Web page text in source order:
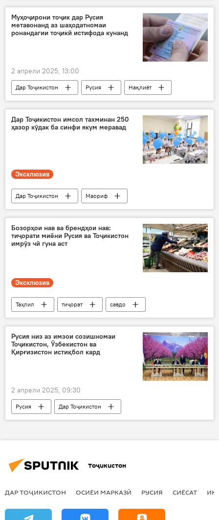
Муҳоҷирони тоҷик дар Русия
метавонанд аз шаҳодатномаи
ронандагии тоҷикӣ истифода кунанд
2 апрели 2025, 13:00
Дар Тоҷикистон Русия
Нақлиёт
шаҳодатнома
ронанда
Дар Тоҷикистон имсол тахминан 250
ҳазор кӯдак ба синфи якум меравад
Эксклюзив
Дар Тоҷикистон
Маориф
Вазорати маорифу илми Тоҷикистон
хонандагони синфи 1-ум
Бозорҳои нав ва брендҳои нав:
тиҷорати миёни Русия ва Тоҷикистон
имрӯз чӣ гуна аст
Эксклюзив
Таҳлил тиҷорат
савдо
Дар Тоҷикистон
Русия
додугирифти мол
Русия низ аз имзои созишномаи
Тоҷикистон, Ӯзбекистон ва
Қирғизистон истиқбол кард
2 апрели 2025, 09:30
Русия
Дар Тоҷикистон
Қирғизистон
Ӯзбекистон
Сиёсат
Тоҷикистон
ДАР ТОҶИКИСТОН ОСИЁИ МАРКАЗӢ РУСИЯ СИЁСАТ